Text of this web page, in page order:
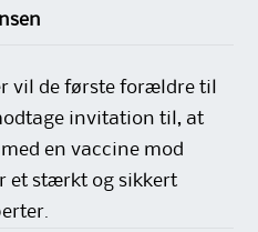
vil de første forældre til
invitation til, at
en vaccine mod
et stærkt og sikkert